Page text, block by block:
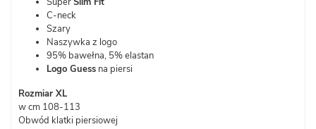
C-neck
Szary
Naszywka z logo
95% bawełna, 5% elastan
Logo Guess na piersi
Rozmiar XL
w cm 108-113
Obwód klatki piersiowej